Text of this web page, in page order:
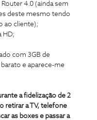
4.0 (ainda sem
deste mesmo tendo
ao cliente);
HD;
com 3GB de
e aparece-me
a fidelização de 2
retirar a TV, telefone
as boxes e passar a